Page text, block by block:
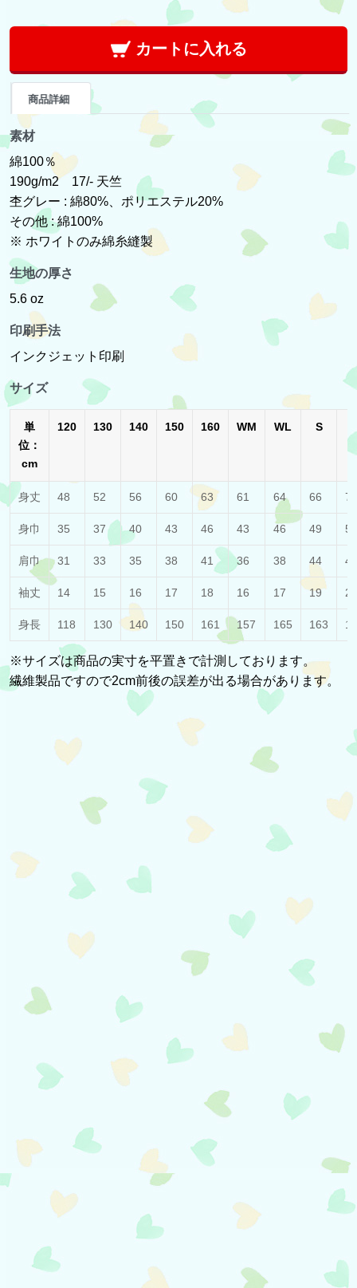
カートに入れる
商品詳細
素材
綿100％
190g/m2 17/- 天竺
杢グレー : 綿80%、ポリエステル20%
その他 : 綿100%
※ ホワイトのみ綿糸縫製
生地の厚さ
5.6 oz
印刷手法
インクジェット印刷
サイズ
単
位：
cm
120 130 140 150 160 WM WL S
身丈 48 52 56 60 63 61 64 66 70
身巾 35 37 40 43 46 43 46 49 52
肩巾 31 33 35 38 41 36 38 44 47
袖丈 14 15 16 17 18 16 17 19 20
身長 118 130 140 150 161 157 165 163
※サイズは商品の実寸を平置きで計測しております。
繊維製品ですので2cm前後の誤差が出る場合があります。